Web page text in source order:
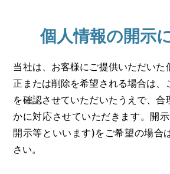
個人情報の開示
当社は、お客様にご提供いただいた
正または削除を希望される場合は、
を確認させていただいたうえで、合
かに対応させていただきます。開
開示等といいます)をご希望の場合
さい。